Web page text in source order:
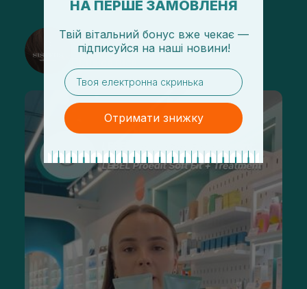
@sisters_stelmakh в Instagram
НА ПЕРШЕ ЗАМОВЛЕНЯ
Твій вітальний бонус вже чекає —
підписуйся на наші новини!
email
Отримати знижку